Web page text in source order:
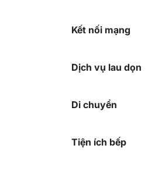
Kết nối mạng
Dịch vụ lau dọn
Di chuyển
Tiện ích bếp